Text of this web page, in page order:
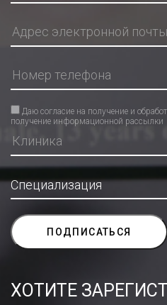
Даю согласие на получение и
получение информационной рассылки
ХОТИТЕ